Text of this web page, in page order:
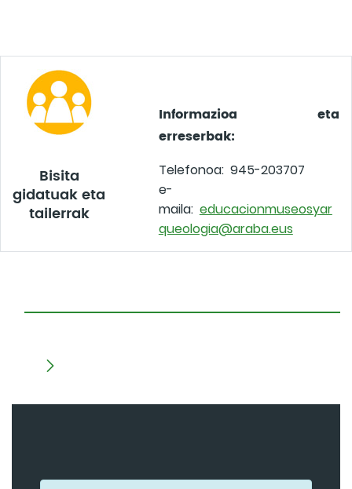
Bisita
gidatuak eta
tailerrak
Informazioa eta
erreserbak:
Telefonoa: 945-203707
e-
maila: educacionmuseosyar
queologia@araba.eus